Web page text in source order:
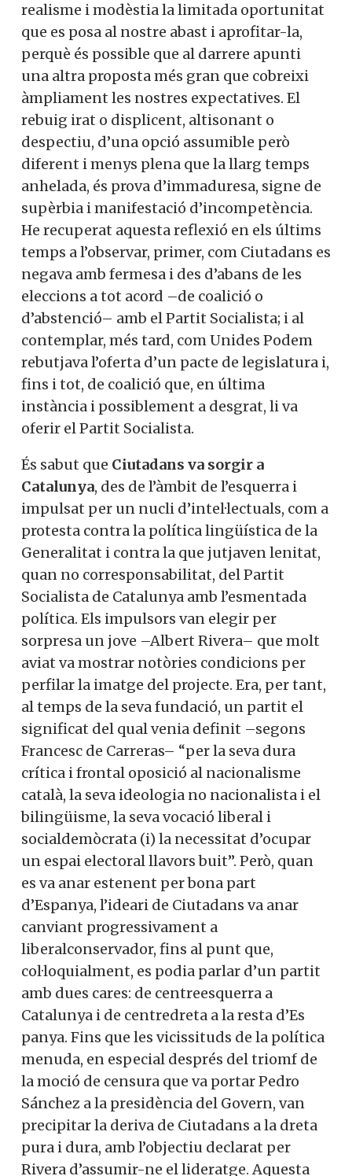
realisme i modèstia la limitada oportu­nitat
que es posa al nostre abast i aprofitar-la,
perquè és possible que al darrere apunti
una altra proposta més gran que cobreixi
àmpliament les nostres ­expectatives. El
rebuig irat o displicent, altisonant o
despectiu, d’una opció assumible però
diferent i menys plena que la llarg temps
anhelada, és prova d’immaduresa, signe de
supèrbia i manifestació d’incompetència.
He recuperat aquesta reflexió en els últims
temps a l’observar, primer, com Ciutadans es
negava amb fermesa i des d’abans de les
elec­cions a tot acord –de coalició o
d’abstenció– amb el Partit Socialista; i al
contemplar, més tard, com Unides Podem
rebutjava l’oferta d’un pacte de legislatura i,
fins i tot, de coalició que, en última
instància i possiblement a desgrat, li va
oferir el Partit Socialista.
És sabut que Ciutadans va sorgir a
Catalunya, des de l’àmbit de l’esquerra i
impulsat per un nucli d’intel·lectuals, com a
protesta contra la política lingüística de la
Generalitat i contra la que jutjaven lenitat,
quan no corresponsabilitat, del Partit
Socialista de Catalunya amb l’esmentada
política. Els impulsors van elegir per
sorpresa un jove –Albert Rivera– que molt
aviat va mostrar notòries condicions per
perfilar la imatge del projecte. Era, per tant,
al temps de la seva fundació, un partit el
significat del qual venia definit –segons
Francesc de Carreras– “per la seva dura
crítica i frontal oposició al nacionalisme
català, la seva ideologia no nacionalista i el
bilingüisme, la seva vocació liberal i
socialdemòcrata (i) la necessitat d’ocupar
un espai electoral llavors buit”. Però, quan
es va anar estenent per bona part
d’Espanya, l’ideari de Ciutadans va anar
canviant progressivament a
liberalconservador, fins al punt que,
col·loquialment, es podia parlar d’un partit
amb dues cares: de centreesquerra a
Catalunya i de centredreta a la resta d’Es
panya. Fins que les vicissituds de la política
menuda, en especial després del triomf de
la moció de censura que va portar Pedro
Sánchez a la presidència del Govern, van
precipitar la deriva de Ciutadans a la dreta
pura i dura, amb l’objectiu declarat per
Rivera d’assumir-ne el lideratge. Aquesta